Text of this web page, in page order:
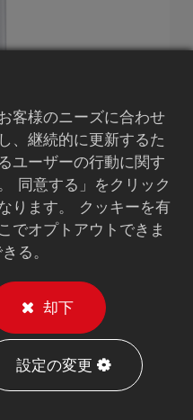
ーンカート
ム付き（最大2kg対
ルダー付き。
付き。
客様のニーズに合わせ
、継続的に更新するた
ユーザーの行動に関す
同意する」をクリック
ります。 クッキーを有
でオプトアウトできま
る。
却下
設定の変更